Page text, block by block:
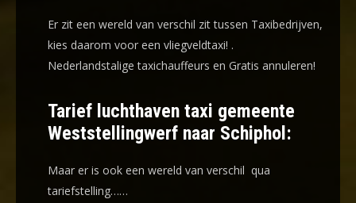
Er zit een wereld van verschil zit tussen Taxibedrijven,
kies daarom voor een vliegveldtaxi! .
Nederlandstalige taxichauffeurs en Gratis annuleren!
Tarief luchthaven taxi gemeente
Weststellingwerf naar Schiphol:
Maar er is ook een wereld van verschil qua
tariefstelling……